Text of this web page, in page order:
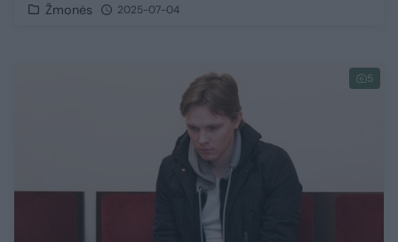
Žmonės 2025-07-04
5